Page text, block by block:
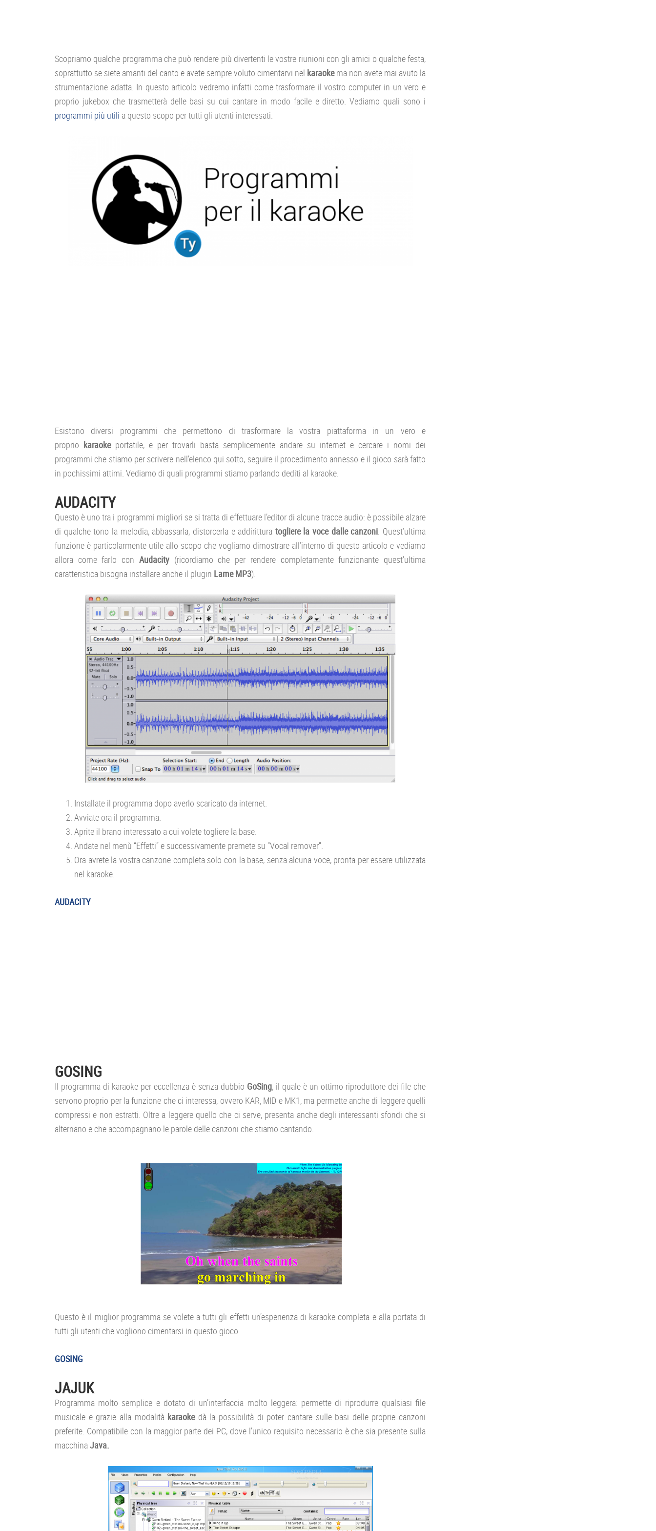
Scopriamo qualche programma che può rendere più divertenti le vostre riunioni con gli amici o qualche festa,
soprattutto se siete amanti del canto e avete sempre voluto cimentarvi nel karaokema non avete mai avuto la
strumentazione adatta. In questo articolo vedremo infatti come trasformare il vostro computer in un vero e
proprio jukebox che trasmetterà delle basi su cui cantare in modo facile e diretto. Vediamo quali sono i
programmi più utili a questo scopo per tutti gli utenti interessati.
Esistono diversi programmi che permettono di trasformare la vostra piattaforma in un vero e
proprio karaoke portatile, e per trovarli basta semplicemente andare su internet e cercare i nomi dei
programmi che stiamo per scrivere nell’elenco qui sotto, seguire il procedimento annesso e il gioco sarà fatto
in pochissimi attimi. Vediamo di quali programmi stiamo parlando dediti al karaoke.
AUDACITY
Questo è uno tra i programmi migliori se si tratta di effettuare l’editor di alcune tracce audio: è possibile alzare
di qualche tono la melodia, abbassarla, distorcerla e addirittura togliere la voce dalle canzoni. Quest’ultima
funzione è particolarmente utile allo scopo che vogliamo dimostrare all’interno di questo articolo e vediamo
allora come farlo con Audacity(ricordiamo che per rendere completamente funzionante quest’ultima
caratteristica bisogna installare anche il plugin Lame MP3).
Installate il programma dopo averlo scaricato da internet.
Avviate ora il programma.
Aprite il brano interessato a cui volete togliere la base.
Andate nel menù “Effetti” e successivamente premete su “Vocal remover”.
Ora avrete la vostra canzone completa solo con la base, senza alcuna voce, pronta per essere utilizzata
nel karaoke.
AUDACITY
GOSING
Il programma di karaoke per eccellenza è senza dubbio GoSing, il quale è un ottimo riproduttore dei file che
servono proprio per la funzione che ci interessa, ovvero KAR, MID e MK1, ma permette anche di leggere quelli
compressi e non estratti. Oltre a leggere quello che ci serve, presenta anche degli interessanti sfondi che si
alternano e che accompagnano le parole delle canzoni che stiamo cantando.
Questo è il miglior programma se volete a tutti gli effetti un’esperienza di karaoke completa e alla portata di
tutti gli utenti che vogliono cimentarsi in questo gioco.
GOSING
JAJUK
Programma molto semplice e dotato di un’interfaccia molto leggera: permette di riprodurre qualsiasi file
musicale e grazie alla modalità karaoke dà la possibilità di poter cantare sulle basi delle proprie canzoni
preferite. Compatibile con la maggior parte dei PC, dove l’unico requisito necessario è che sia presente sulla
macchinaJava.